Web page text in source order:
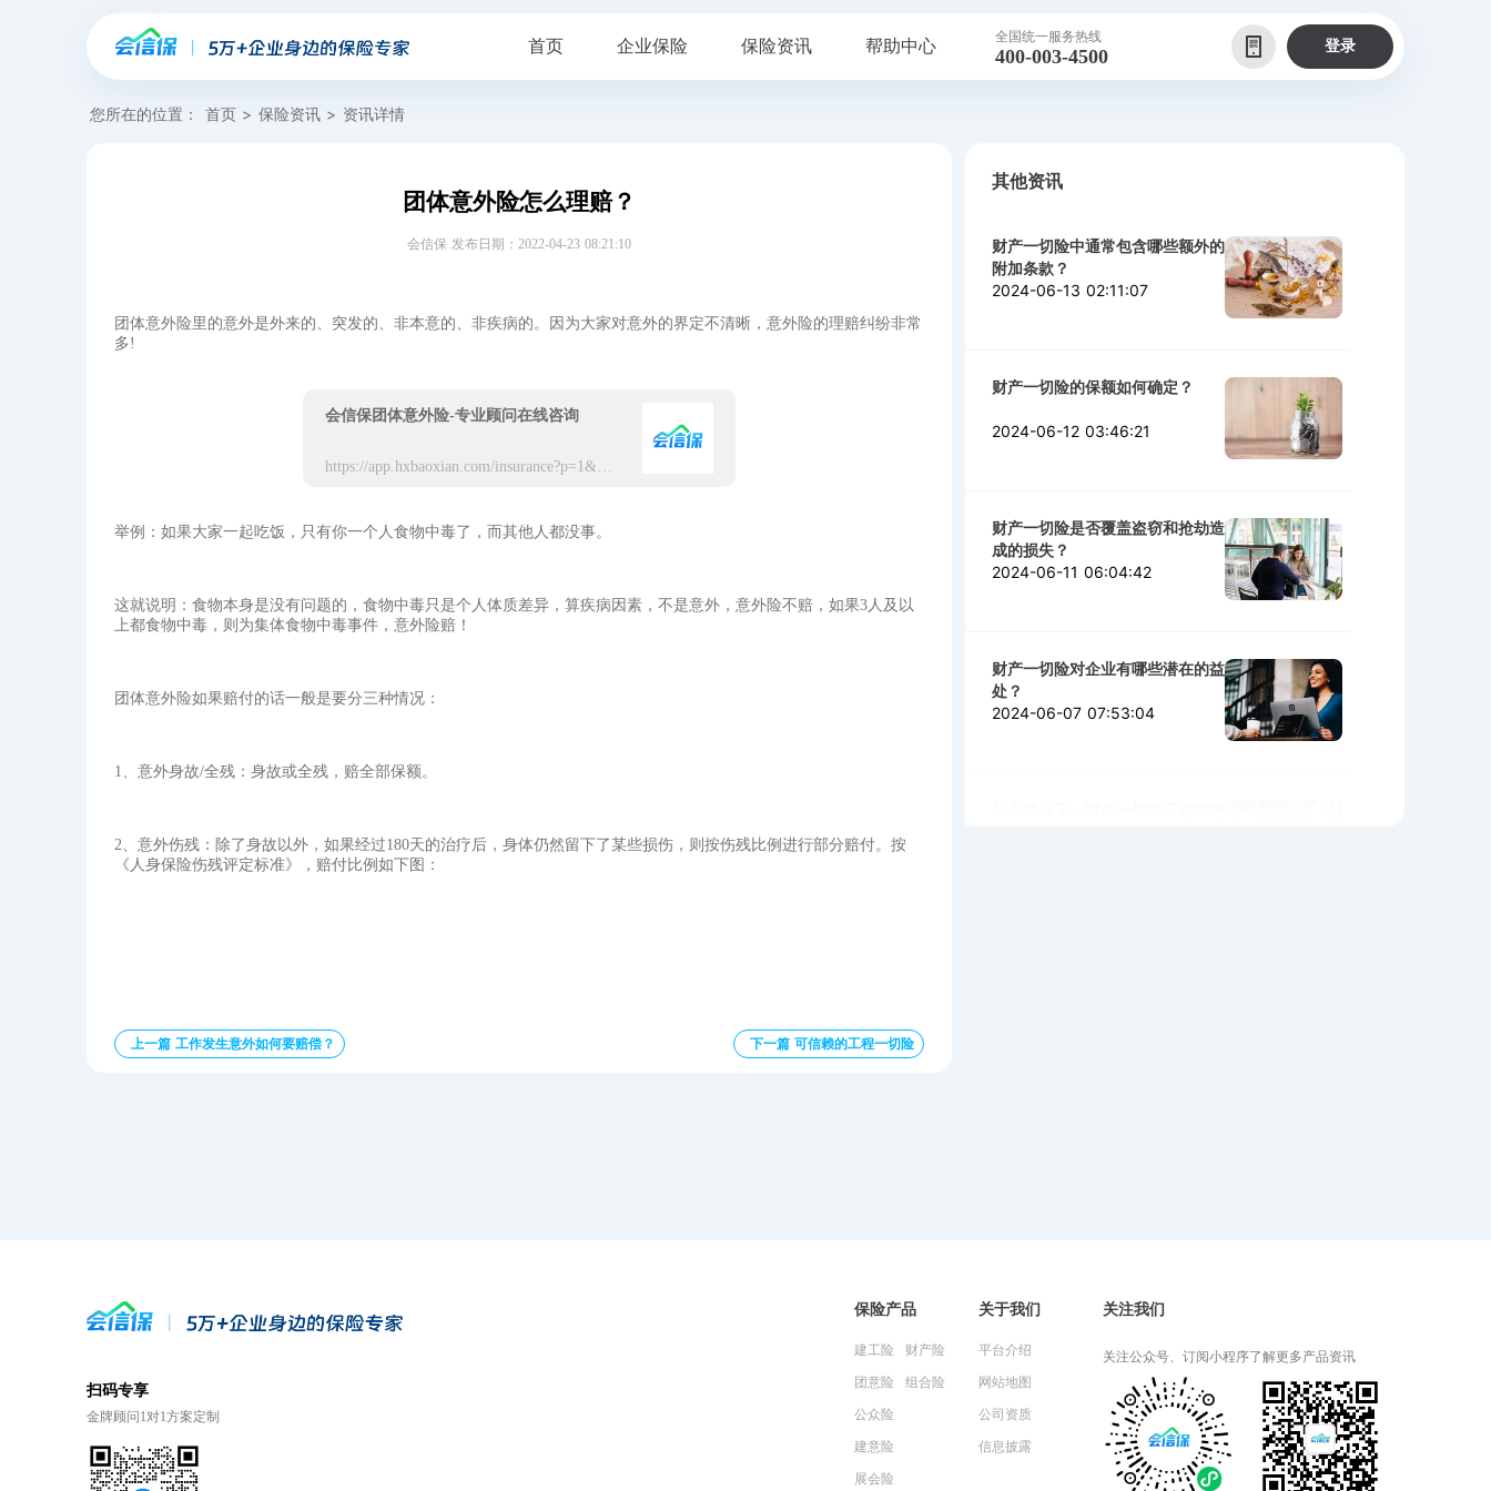
首页 企业保险 保险资讯 帮助中心 全国统一服务热线
400-003-4500 登录
您所在的位置： 首页 > 保险资讯 > 资讯详情
团体意外险怎么理赔？
会信保 发布日期：2022-04-23 08:21:10
团体意外险里的意外是外来的、突发的、非本意的、非疾病的。因为大家对意外的界定不清晰，意外险的理赔纠纷非常
多!
会信保团体意外险-专业顾问在线咨询
https://app.hxbaoxian.com/insurance?p=1&l=20&t=6&c=0&sourceType=web
举例：如果大家一起吃饭，只有你一个人食物中毒了，而其他人都没事。
这就说明：食物本身是没有问题的，食物中毒只是个人体质差异，算疾病因素，不是意外，意外险不赔，如果3人及以
上都食物中毒，则为集体食物中毒事件，意外险赔！
团体意外险如果赔付的话一般是要分三种情况：
1、意外身故/全残：身故或全残，赔全部保额。
2、意外伤残：除了身故以外，如果经过180天的治疗后，身体仍然留下了某些损伤，则按伤残比例进行部分赔付。按
《人身保险伤残评定标准》，赔付比例如下图：
上一篇 工作发生意外如何要赔偿？ 下一篇 可信赖的工程一切险
其他资讯
财产一切险中通常包含哪些额外的
附加条款？
2024-06-13 02:11:07
财产一切险的保额如何确定？
2024-06-12 03:46:21
财产一切险是否覆盖盗窃和抢劫造
成的损失？
2024-06-11 06:04:42
财产一切险对企业有哪些潜在的益
处？
2024-06-07 07:53:04
财产一切险的理赔流程详解
2024-05-31 03:14:27
扫码专享
金牌顾问1对1方案定制
保险产品
建工险
团意险
公众险
建意险
展会险
财产险
组合险
关于我们
平台介绍
网站地图
公司资质
信息披露
关注我们
关注公众号、订阅小程序了解更多产品资讯